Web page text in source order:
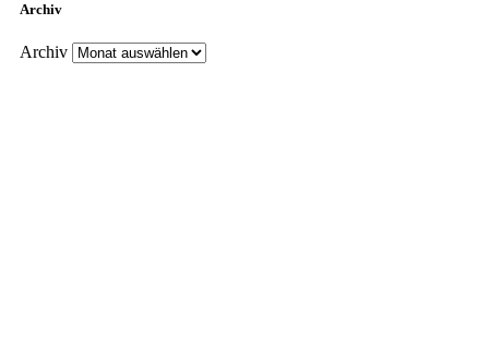
Archiv
Archiv